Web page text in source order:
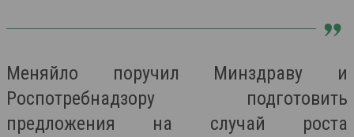
Меняйло поручил Минздраву и
Роспотребнадзору подготовить
предложения на случай роста